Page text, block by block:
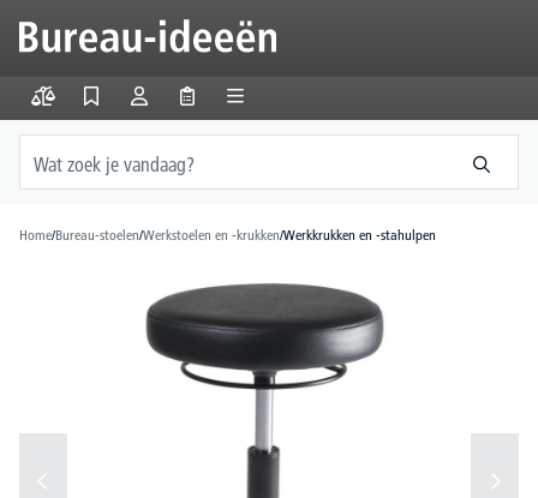
Home/Bureau-stoelen/Werkstoelen en -krukken/Werkkrukken en -stahulpen